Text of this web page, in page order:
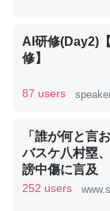
─ニュース :: 【研
いのか」に関する
論文では「淡
利だから両方
いる鋏角類（
AI研修(Day2)
修】
87 users
「誰が何と言
バスケ八村塁
謗中傷に言及
252 users